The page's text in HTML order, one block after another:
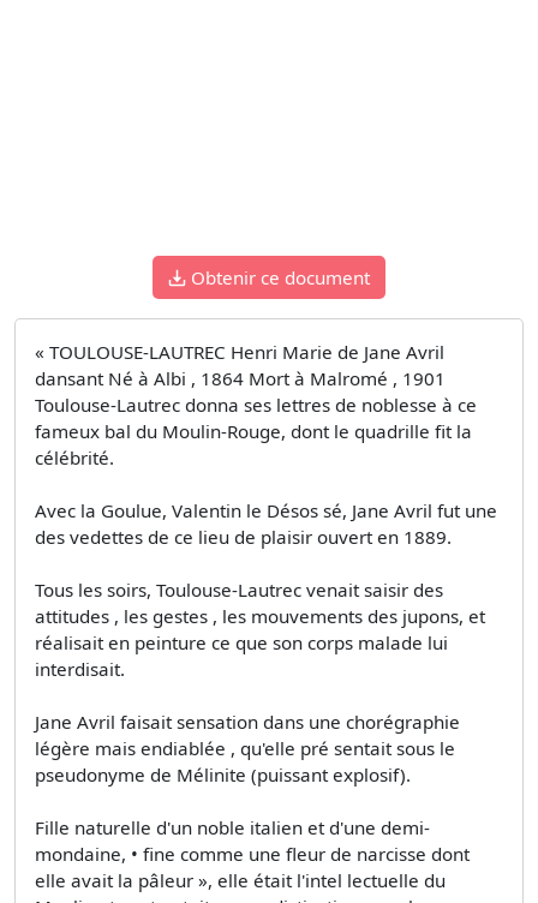
Obtenir ce document
« TOULOUSE-LAUTREC Henri Marie de Jane Avril
dansant Né à Albi , 1864 Mort à Malromé , 1901
Toulouse-Lautrec donna ses lettres de noblesse à ce
fameux bal du Moulin-Rouge, dont le quadrille fit la
célébrité.
Avec la Goulue, Valentin le Désos­ sé, Jane Avril fut une
des vedettes de ce lieu de plaisir ouvert en 1889.
Tous les soirs, Toulouse-Lautrec venait saisir des
attitudes , les gestes , les mouvements des jupons, et
réalisait en peinture ce que son corps malade lui
interdisait.
Jane Avril faisait sensation dans une chorégraphie
légère mais endiablée , qu'elle pré­ sentait sous le
pseudonyme de Mélinite (puissant explosif).
Fille naturelle d'un noble italien et d'une demi-
mondaine, • fine comme une fleur de narcisse dont
elle avait la pâleur », elle était l'intel­ lectuelle du